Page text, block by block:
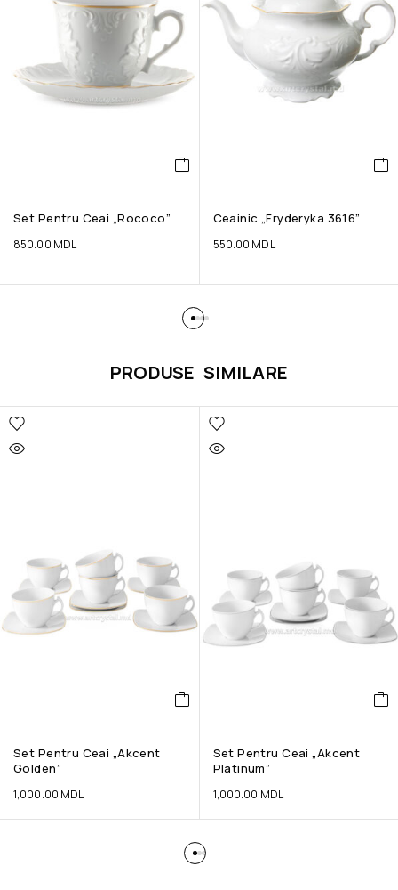
Set Pentru Ceai „Rococo”
850.00 MDL
Ceainic „Fryderyka 3616”
550.00 MDL
PRODUSE SIMILARE
Set Pentru Ceai „Akcent
Golden”
1,000.00 MDL
Set Pentru Ceai „Akcent
Platinum”
1,000.00 MDL